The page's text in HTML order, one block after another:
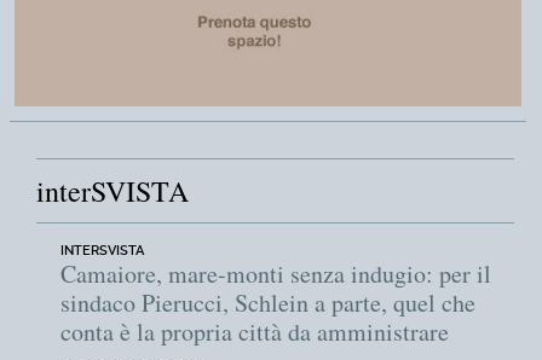
interSVISTA
INTERSVISTA
Camaiore, mare-monti senza indugio: per il
sindaco Pierucci, Schlein a parte, quel che
conta è la propria città da amministrare